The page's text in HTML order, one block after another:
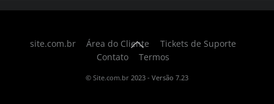
Back
To
site.com.br Área do Cliente
Tickets de Suporte
Contato
Termos
© Site.com.br 2023 - Versão 7.23